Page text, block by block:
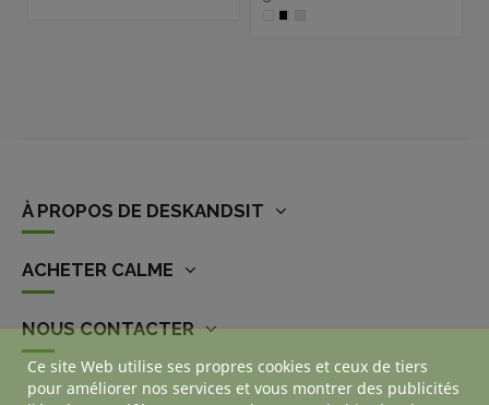
À PROPOS DE DESKANDSIT
ACHETER CALME
NOUS CONTACTER
Ce site Web utilise ses propres cookies et ceux de tiers
pour améliorer nos services et vous montrer des publicités